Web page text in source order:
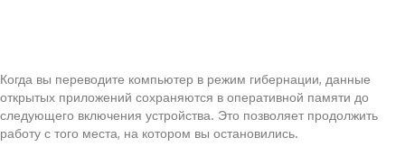
Когда вы переводите компьютер в режим гибернации, данные
открытых приложений сохраняются в оперативной памяти до
следующего включения устройства. Это позволяет продолжить
работу с того места, на котором вы остановились.